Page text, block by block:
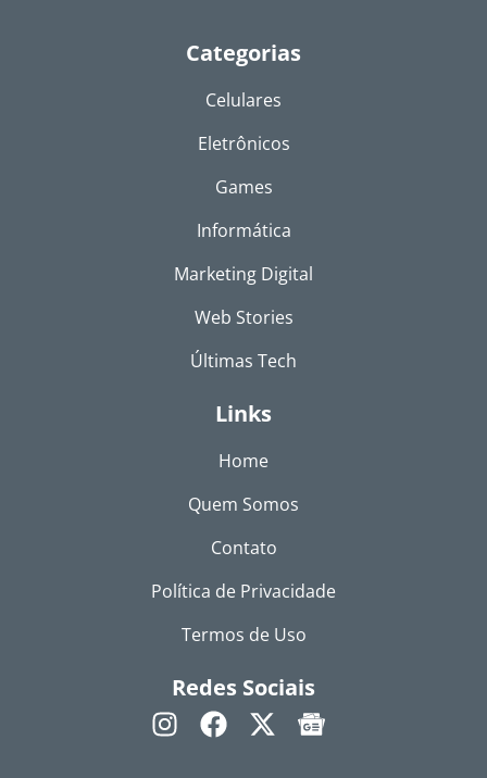
Categorias
Celulares
Eletrônicos
Games
Informática
Marketing Digital
Web Stories
Últimas Tech
Links
Home
Quem Somos
Contato
Política de Privacidade
Termos de Uso
Redes Sociais